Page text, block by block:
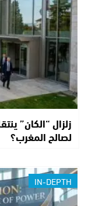
زلزال “الكان”
لصالح المغرب؟
IN-DEPTH